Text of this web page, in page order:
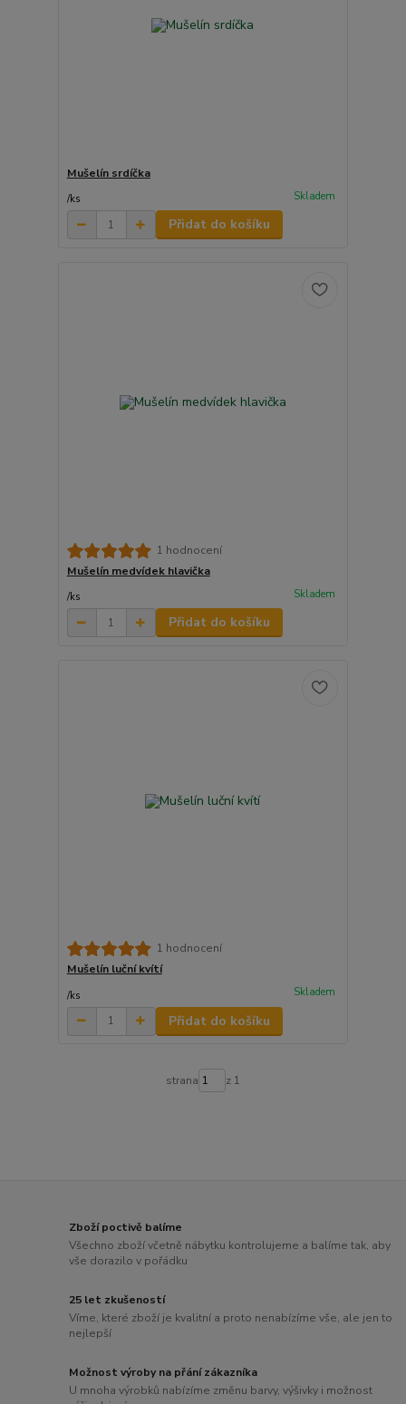
Mušelín srdíčka
/ks Skladem
Přidat do košíku
1 hodnocení
Mušelín medvídek hlavička
/ks Skladem
Přidat do košíku
1 hodnocení
Mušelín luční kvítí
/ks Skladem
Přidat do košíku
strana z 1
Zboží poctivě balíme
Všechno zboží včetně nábytku kontrolujeme a balíme tak, aby
vše dorazilo v pořádku
25 let zkušeností
Víme, které zboží je kvalitní a proto nenabízíme vše, ale jen to
nejlepší
Možnost výroby na přání zákazníka
U mnoha výrobků nabízíme změnu barvy, výšivky i možnost